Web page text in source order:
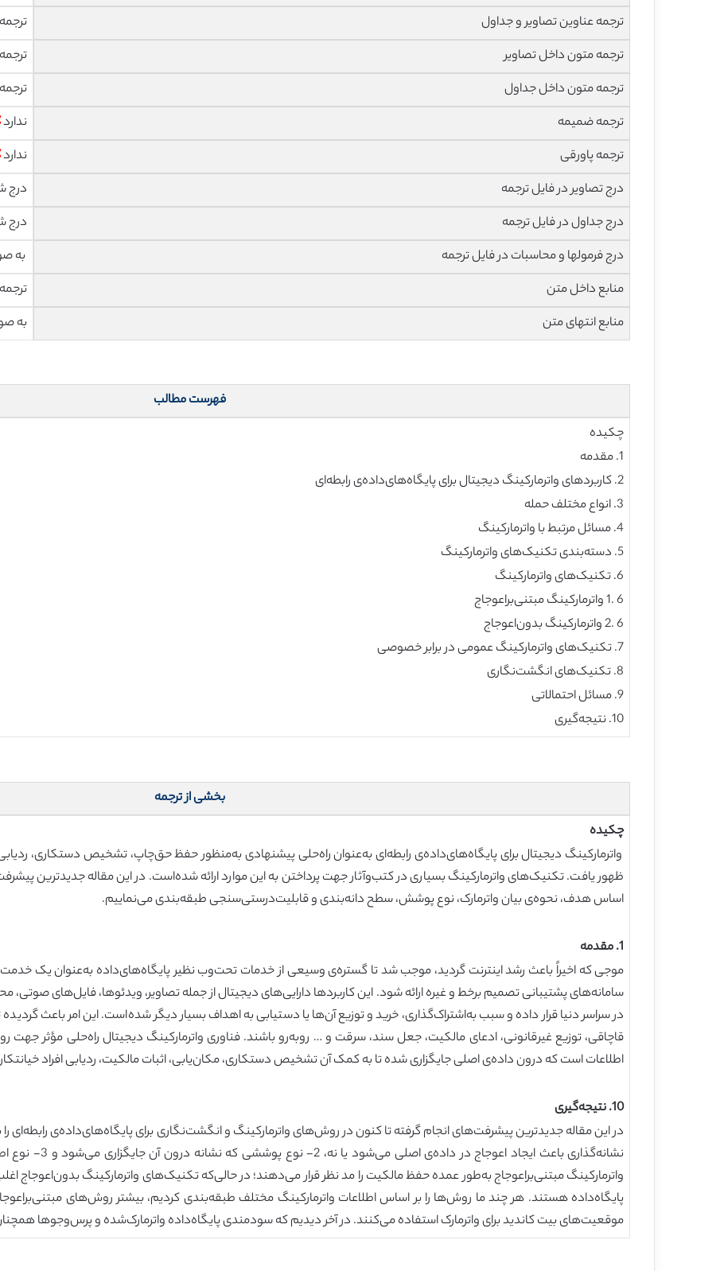
ترجمه عناوین تصاویر و جداول
ترجمه متون داخل تصاویر
ترجمه متون داخل جداول
ترجمه ضمیمه
ندارد
ترجمه پاورقی
ندارد
درج تصاویر در فایل ترجمه
درج
درج جداول در فایل ترجمه
درج
درج فرمولها و محاسبات در فایل ترجمه
به
منابع داخل متن
منابع انتهای متن
به
فهرست مطالب
چکیده
1. مقدمه
2. کاربردهای واترمارکینگ دیجیتال برای پایگاه‌های‌داده‌ی رابطه‌ای
3. انواع مختلف حمله
4. مسائل مرتبط با واترمارکینگ
5. دسته‌بندی تکنیک‌های واترمارکینگ
6. تکنیک‌های واترمارکینگ
6 .1 واترمارکینگ مبتنی‌براعوجاج
6 .2 واترمارکینگ بدون‌اعوجاج
7. تکنیک‌های واترمارکینگ عمومی در برابر خصوصی
8. تکنیک‌های انگشت‌نگاری
9. مسائل احتمالاتی
10. نتیجه‌گیری
بخشی از ترجمه
چکیده
واترمارکینگ دیجیتال برای پایگاه‌های‌داده‌ی رابطه‌ای به‌عنوان راه‌حلی پیشنهادی به‌منظور حفظ حق‌چاپ، تشخیص دستکاری،
ظهور یافت. تکنیک‌های واترمارکینگ بسیاری در کتب‌وآثار جهت پرداختن به این موارد ارائه شده‌است. در این مقاله جدیدترین
اساس هدف، نحوه‌ی بیان واترمارک، نوع پوشش، سطح دانه‌بندی و قابلیت‌درستی‌سنجی طبقه‌بندی می‌نماییم.
1. مقدمه
موجی که اخیراً باعث رشد اینترنت گردید، موجب شد تا گستره‌ی وسیعی از خدمات تحت‌وب نظیر پایگاه‌های‌داده به‌عنوان یک خدمت،
سامانه‌های پشتیبانی تصمیم برخط و غیره ارائه شود. این کاربردها دارایی‌های دیجیتال از جمله تصاویر، ویدئوها، فایل‌های صوتی،
در سراسر دنیا قرار داده و سبب به‌اشتراک‌گذاری، خرید و توزیع آن‌ها یا دستیابی به اهداف بسیار دیگر شده‌است. این امر باعث
قاچاقی، توزیع غیرقانونی، ادعای مالکیت، جعل سند، سرقت و … روبه‌رو باشند. فناوری واترمارکینگ دیجیتال راه‌حلی مؤثر جهت
اطلاعات است که درون داده‌ی اصلی جایگزاری شده تا به کمک آن تشخیص دستکاری، مکان‌یابی، اثبات مالکیت، ردیابی افراد خیانتکار
10. نتیجه‌گیری
نشانه‌گذاری باعث
واترمارکینگ مبتنی‌براعوجاج به‌طور عمده حفظ مالکیت را مد نظر قرار می‌دهند؛ در حالی‌که تکنیک‌های واترمارکینگ بدون‌اعوجاج
پایگاه‌داده هستند. هر چند ما روش‌ها را بر اساس اطلاعات واترمارکینگ مختلف طبقه‌بندی کردیم، بیشتر روش‌های
موقعیت‌های بیت کاندید برای واترمارک استفاده می‌کنند. در آخر دیدیم که سودمندی پایگاه‌داده واترمارک‌شده و پرس‌وجوها